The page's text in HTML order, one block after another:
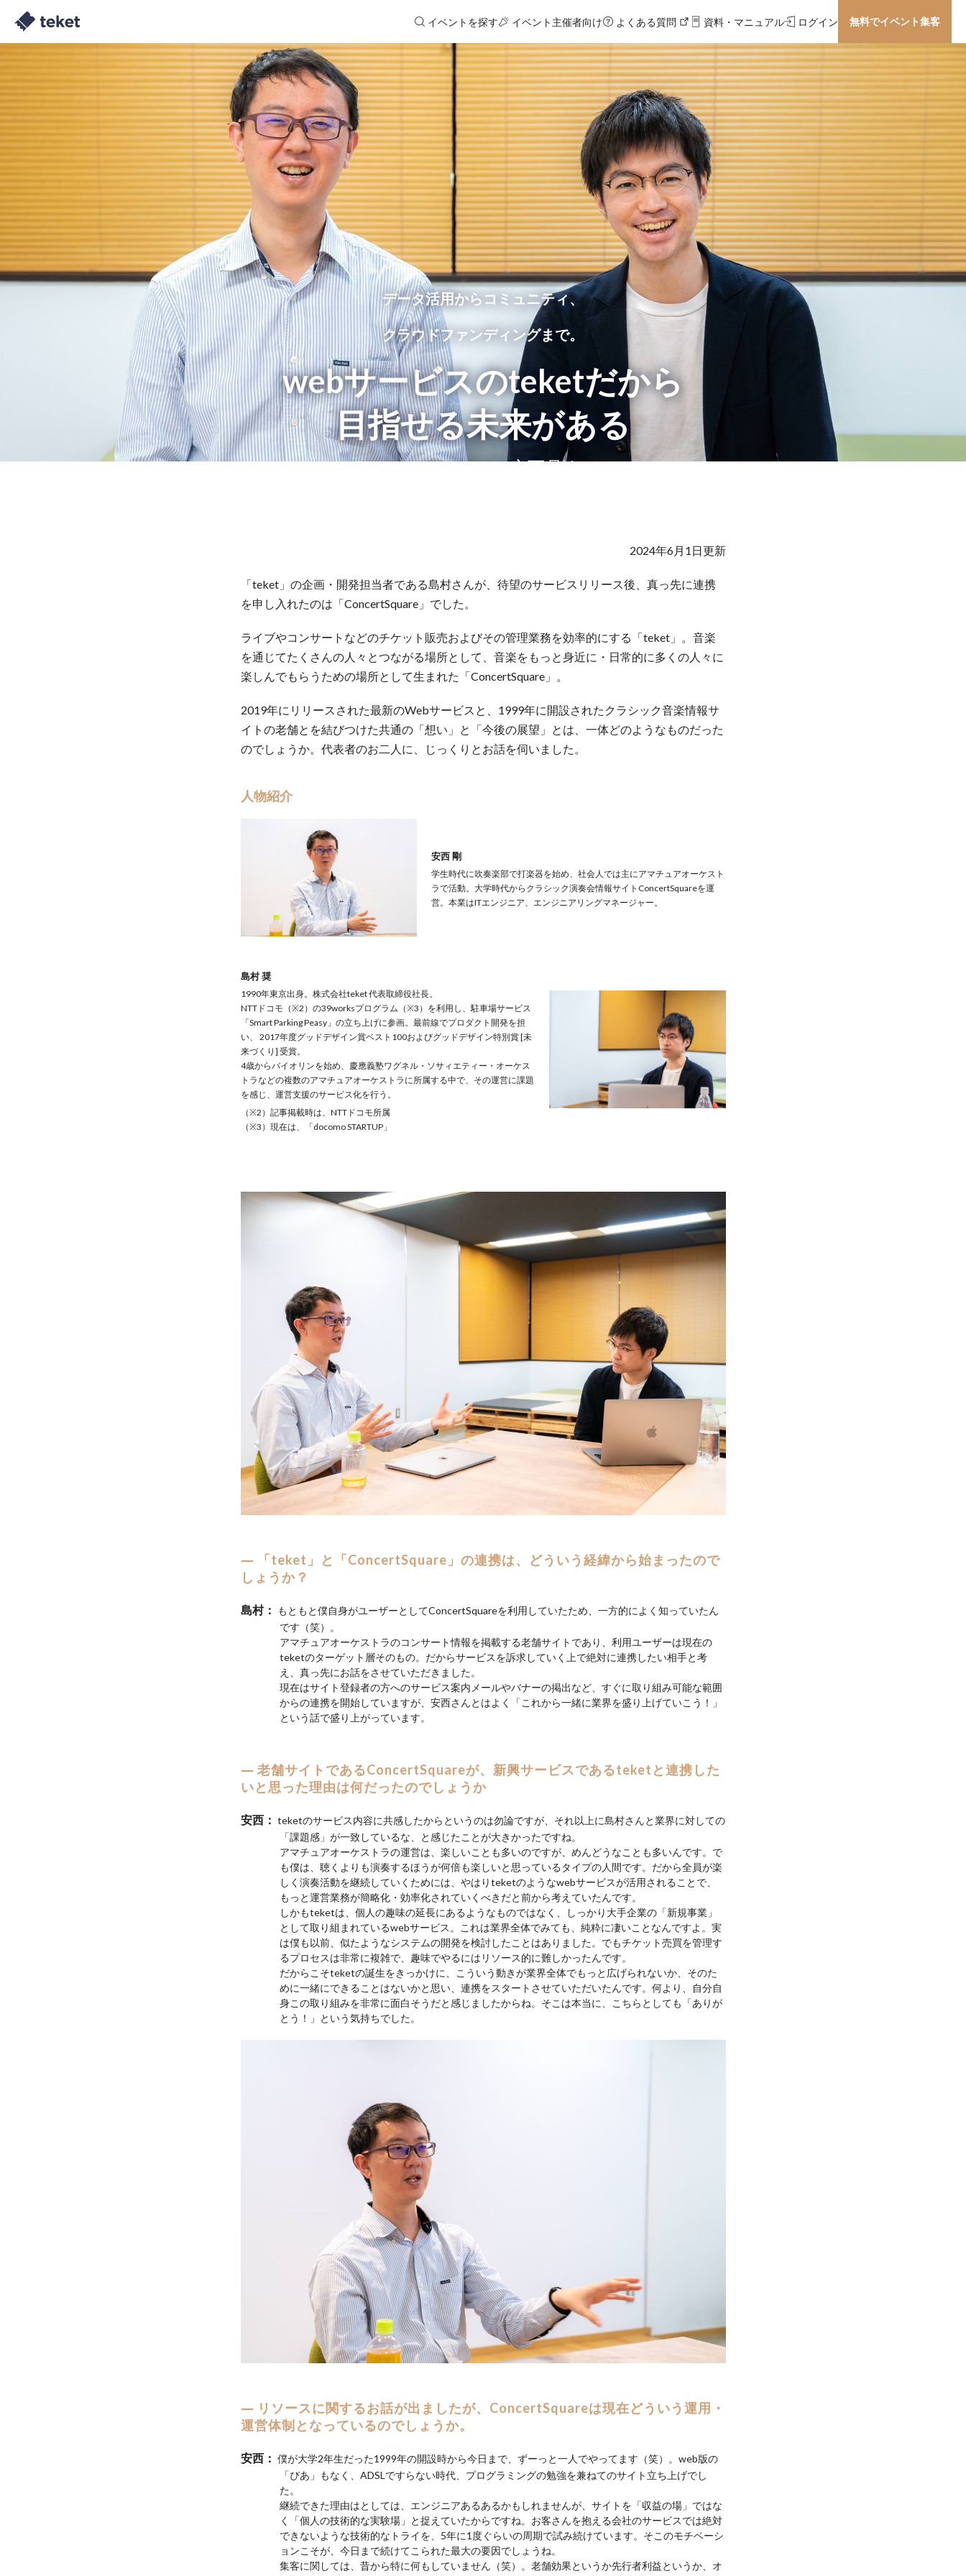
イベントを探す イベント主催者向け よくある質問 資料・マニュアル ログイン 無料でイベント集客
データ活用からコミュニティ、
クラウドファンディングまで。
webサービスのteketだから
目指せる未来がある
ConcertSquare 安西 剛|
2024年6月1日更新
「teket」の企画・開発担当者である島村さんが、待望のサービスリリース後、真っ先に連携
を申し入れたのは「ConcertSquare」でした。
ライブやコンサートなどのチケット販売およびその管理業務を効率的にする「teket」。音楽
を通じてたくさんの人々とつながる場所として、音楽をもっと身近に・日常的に多くの人々に
楽しんでもらうための場所として生まれた「ConcertSquare」。
2019年にリリースされた最新のWebサービスと、1999年に開設されたクラシック音楽情報サ
イトの老舗とを結びつけた共通の「想い」と「今後の展望」とは、一体どのようなものだった
のでしょうか。代表者のお二人に、じっくりとお話を伺いました。
人物紹介
安西 剛
学生時代に吹奏楽部で打楽器を始め、社会人では主にアマチュアオーケスト
ラで活動。大学時代からクラシック演奏会情報サイトConcertSquareを運
営。本業はITエンジニア、エンジニアリングマネージャー。
島村 奨
1990年東京出身。株式会社teket 代表取締役社長。
NTTドコモ（※2）の39worksプログラム（※3）を利用し、駐車場サービス
「Smart Parking Peasy」の立ち上げに参画。最前線でプロダクト開発を担
い、 2017年度グッドデザイン賞ベスト100およびグッドデザイン特別賞 [未
来づくり] 受賞。
4歳からバイオリンを始め、慶應義塾ワグネル・ソサィエティー・オーケス
トラなどの複数のアマチュアオーケストラに所属する中で、その運営に課題
を感じ、運営支援のサービス化を行う。
（※2）記事掲載時は、NTTドコモ所属
（※3）現在は、「docomo STARTUP」
「teket」と「ConcertSquare」の連携は、どういう経緯から始まったので
しょうか？
もともと僕自身がユーザーとしてConcertSquareを利用していたため、一方的によく知っていたん
です（笑）。
アマチュアオーケストラのコンサート情報を掲載する老舗サイトであり、利用ユーザーは現在の
teketのターゲット層そのもの。だからサービスを訴求していく上で絶対に連携したい相手と考
え、真っ先にお話をさせていただきました。
現在はサイト登録者の方へのサービス案内メールやバナーの掲出など、すぐに取り組み可能な範囲
からの連携を開始していますが、安西さんとはよく「これから一緒に業界を盛り上げていこう！」
という話で盛り上がっています。
老舗サイトであるConcertSquareが、新興サービスであるteketと連携した
いと思った理由は何だったのでしょうか
teketのサービス内容に共感したからというのは勿論ですが、それ以上に島村さんと業界に対しての
「課題感」が一致しているな、と感じたことが大きかったですね。
アマチュアオーケストラの運営は、楽しいことも多いのですが、めんどうなことも多いんです。で
も僕は、聴くよりも演奏するほうが何倍も楽しいと思っているタイプの人間です。だから全員が楽
しく演奏活動を継続していくためには、やはりteketのようなwebサービスが活用されることで、
もっと運営業務が簡略化・効率化されていくべきだと前から考えていたんです。
しかもteketは、個人の趣味の延長にあるようなものではなく、しっかり大手企業の「新規事業」
として取り組まれているwebサービス。これは業界全体でみても、純粋に凄いことなんですよ。実
は僕も以前、似たようなシステムの開発を検討したことはありました。でもチケット売買を管理す
るプロセスは非常に複雑で、趣味でやるにはリソース的に難しかったんです。
だからこそteketの誕生をきっかけに、こういう動きが業界全体でもっと広げられないか、そのた
めに一緒にできることはないかと思い、連携をスタートさせていただいたんです。何より、自分自
身この取り組みを非常に面白そうだと感じましたからね。そこは本当に、こちらとしても「ありが
とう！」という気持ちでした。
リソースに関するお話が出ましたが、ConcertSquareは現在どういう運用・
運営体制となっているのでしょうか。
僕が大学2年生だった1999年の開設時から今日まで、ずーっと一人でやってます（笑）。web版の
「ぴあ」もなく、ADSLですらない時代、プログラミングの勉強を兼ねてのサイト立ち上げでし
た。
継続できた理由はとしては、エンジニアあるあるかもしれませんが、サイトを「収益の場」ではな
く「個人の技術的な実験場」と捉えていたからですね。お客さんを抱える会社のサービスでは絶対
できないような技術的なトライを、5年に1度ぐらいの周期で試み続けています。そこのモチベーシ
ョンこそが、今日まで続けてこられた最大の要因でしょうね。
集客に関しては、昔から特に何もしていません（笑）。老舗効果というか先行者利益というか、オ